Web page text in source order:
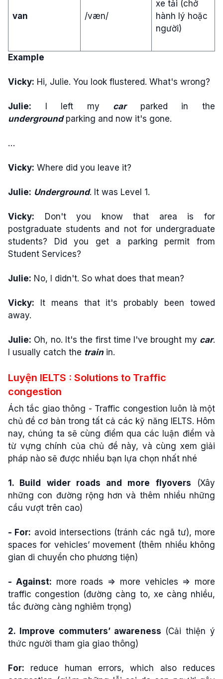
van /væn/
xe tải (chở
hành lý hoặc
người)
Example
Vicky: Hi, Julie. You look flustered. What's wrong?
Julie: I left my carparked in the
undergroundparking and now it's gone.
…
Vicky: Where did you leave it?
Julie: Underground. It was Level 1.
Vicky: Don't you know that area is for
postgraduate students and not for undergraduate
students? Did you get a parking permit from
Student Services?
Julie: No, I didn't. So what does that mean?
Vicky: It means that it's probably been towed
away.
Julie: Oh, no. It's the first time I've brought my car.
I usually catch the train in.
Luyện IELTS : Solutions to Traffic
congestion
Ách tắc giao thông - Traffic congestion luôn là một
chủ đề cơ bản trong tất cả các kỹ năng IELTS. Hôm
nay, chúng ta sẽ cùng điểm qua các luận điểm và
từ vựng chính của chủ đề này, và cùng xem giải
pháp nào sẽ được nhiều bạn lựa chọn nhất nhé
1. Build wider roads and more flyovers (Xây
những con đường rộng hơn và thêm nhiều những
cầu vượt trên cao)
- For: avoid intersections (tránh các ngã tư), more
spaces for vehicles’ movement (thêm nhiều không
gian di chuyển cho phương tiện)
- Against: more roads => more vehicles => more
traffic congestion (đường càng to, xe càng nhiều,
tắc đường càng nghiêm trọng)
2. Improve commuters’ awareness (Cải thiện ý
thức người tham gia giao thông)
For: reduce human errors, which also reduces